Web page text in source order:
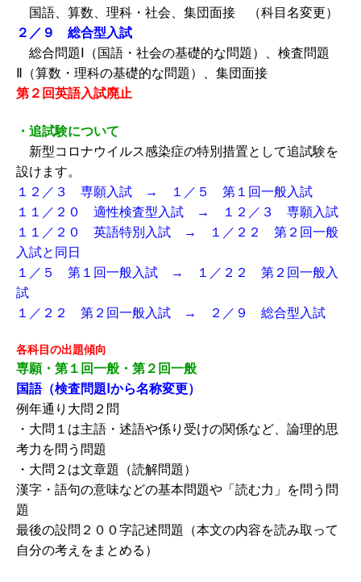
国語、算数、理科・社会、集団面接 （科目名変更）
２／９ 総合型入試
総合問題Ⅰ（国語・社会の基礎的な問題）、検査問題
Ⅱ（算数・理科の基礎的な問題）、集団面接
第２回英語入試廃止
・追試験について
新型コロナウイルス感染症の特別措置として追試験を
設けます。
１２／３ 専願入試 → １／５ 第１回一般入試
１１／２０ 適性検査型入試 → １２／３ 専願入試
１１／２０ 英語特別入試 → １／２２ 第２回一般
入試と同日
１／５ 第１回一般入試 → １／２２ 第２回一般入
試
１／２２ 第２回一般入試 → ２／９ 総合型入試
各科目の出題傾向
専願・第１回一般・第２回一般
国語（検査問題Ⅰから名称変更）
例年通り大問２問
・大問１は主語・述語や係り受けの関係など、論理的思
考力を問う問題
・大問２は文章題（読解問題）
漢字・語句の意味などの基本問題や「読む力」を問う問
題
最後の設問２００字記述問題（本文の内容を読み取って
自分の考えをまとめる）